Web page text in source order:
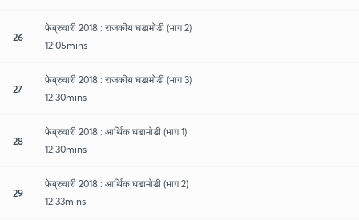
26
फेब्रुवारी 2018 : राजकीय घडामोडी (भाग 2)
12:05mins
27
फेब्रुवारी 2018 : राजकीय घडामोडी (भाग 3)
12:30mins
28
फेब्रुवारी 2018 : आर्थिक घडामोडी (भाग 1)
12:30mins
29
फेब्रुवारी 2018 : आर्थिक घडामोडी (भाग 2)
12:33mins